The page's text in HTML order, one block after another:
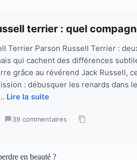
terrier : quel
Terrier Parson Russell Terrier :
qui cachent des différences
grâce au révérend Jack Russell,
: débusquer les renards dans
Lire la suite
· 39 commentaires ·
en beauté ?